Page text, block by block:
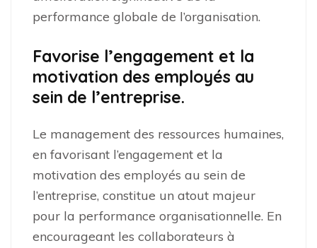
performance globale de l’organisation.
Favorise l’engagement et la
motivation des employés au
sein de l’entreprise.
Le management des ressources humaines,
en favorisant l’engagement et la
motivation des employés au sein de
l’entreprise, constitue un atout majeur
pour la performance organisationnelle. En
encourageant les collaborateurs à